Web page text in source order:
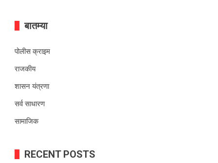
बातम्या
पोलीस क्राइम
राजकीय
शासन यंत्रणा
सर्व साधारण
सामाजिक
RECENT POSTS